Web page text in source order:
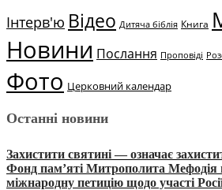
Інтерв'ю Відео Дитяча біблія Книга
Новини Послання Проповіді
Фото Церковний календар
Останні новини
Захистити святині — означає
Фонд пам’яті Митрополита Мефодія
міжнародну петицію щодо участі